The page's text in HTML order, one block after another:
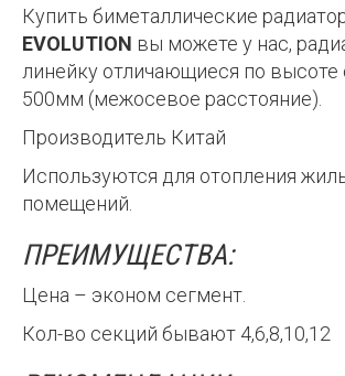
Купить биметаллические
EVOLUTION вы можете у нас,
линейку отличающиеся по
500мм (межосевое расстояние).
Производитель Китай
Используются для отопления
помещений.
ПРЕИМУЩЕСТВА:
Цена – эконом сегмент.
Кол-во секций бывают 4,6,8,10,12